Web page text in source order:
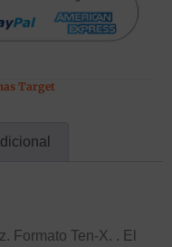
Target
Formato Ten-X. . El